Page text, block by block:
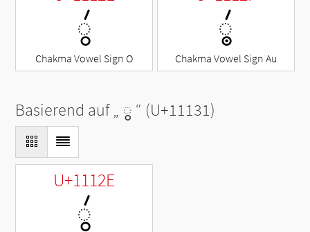
◌𑄮
Chakma Vowel Sign O
◌𑄯
Chakma Vowel Sign Au
Basierend auf „ ◌𑄱 “ (U+11131)
U+1112E
◌𑄮